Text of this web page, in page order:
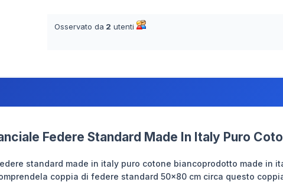
Osservato da 2 utenti
Federe Standard Made In Italy Puro
standard made in italy puro cotone biancoprodotto made in
coppia di federe standard 50x80 cm circa questo